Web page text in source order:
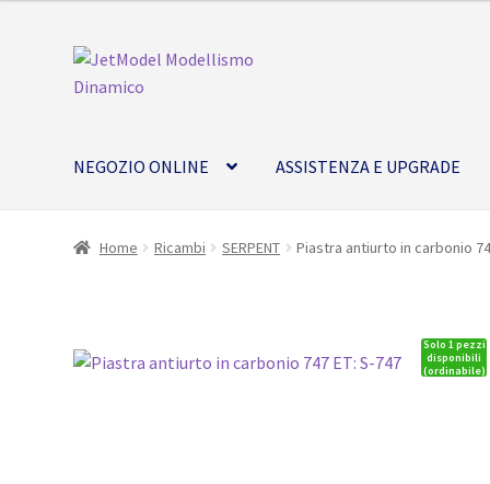
Vai
alla
Vai
al
NEGOZIO ONLINE ASSISTENZA E UPGRADE
Home Ricambi SERPENT Piastra antiurto in carbonio
Solo 1 pezzi
disponibili
(ordinabile)